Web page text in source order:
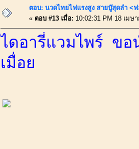
ตอบ: นวดไทยไฟแรงสูง สายบู๊สุดลำ <ฟ
« ตอบ #13 เมื่อ: 10:02:31 PM 18 เมษ
ไดอารี่แวมไพร์ ข
เมื่อย